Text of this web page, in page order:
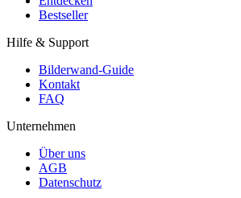
Bestseller
Hilfe & Support
Bilderwand-Guide
Kontakt
FAQ
Unternehmen
Über uns
AGB
Datenschutz